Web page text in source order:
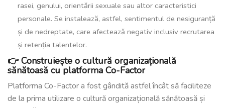
rasei, genului, orientării sexuale sau altor caracteristici
personale. Se instalează, astfel, sentimentul de nesiguranță
și de nedreptate, care afectează negativ inclusiv recrutarea
și retenția talentelor.
👉Construiește o cultură organizațională
sănătoasă cuplatforma Co-Factor
Platforma Co-Factor a fost gândită astfel încât să faciliteze
de la prima utilizare o cultură organizațională sănătoasă și